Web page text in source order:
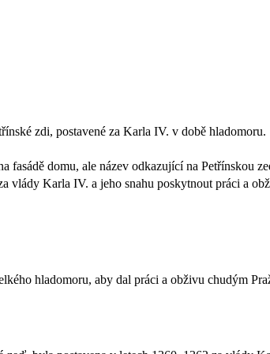
zdi, postavené za Karla IV. v době hladomoru.
fasádě domu, ale název odkazující na Petřínskou
vlády Karla IV. a jeho snahu poskytnout práci a
hladomoru, aby dal práci a obživu chudým